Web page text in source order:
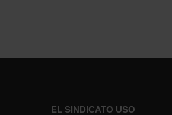
EL SINDICATO USO